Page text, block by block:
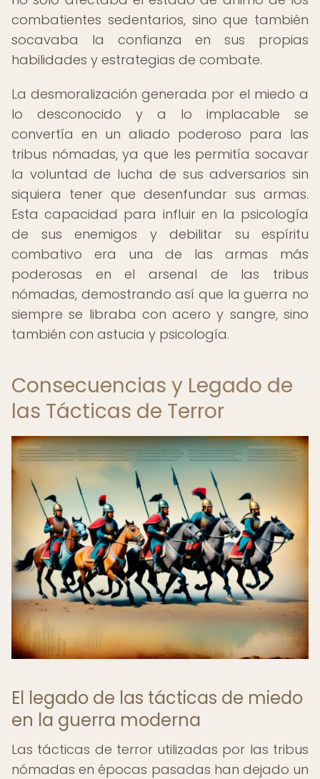
combatientes sedentarios, sino que también
socavaba la confianza en sus propias
habilidades y estrategias de combate.
La desmoralización generada por el miedo a
lo desconocido y a lo implacable se
convertía en un aliado poderoso para las
tribus nómadas, ya que les permitía socavar
la voluntad de lucha de sus adversarios sin
siquiera tener que desenfundar sus armas.
Esta capacidad para influir en la psicología
de sus enemigos y debilitar su espíritu
combativo era una de las armas más
poderosas en el arsenal de las tribus
nómadas, demostrando así que la guerra no
siempre se libraba con acero y sangre, sino
también con astucia y psicología.
Consecuencias y Legado de
las Tácticas de Terror
El legado de las tácticas de miedo
en la guerra moderna
Las tácticas de terror utilizadas por las tribus
nómadas en épocas pasadas han dejado un